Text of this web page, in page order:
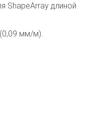
ShapeArray длиной
(0,09 мм/м).